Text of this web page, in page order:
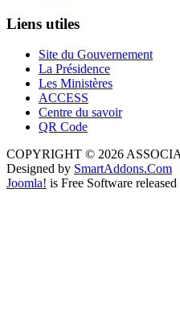
Liens utiles
Site du Gouvernement
La Présidence
Les Ministères
ACCESS
Centre du savoir
QR Code
COPYRIGHT © 2026
Designed by SmartAddons.Com
Joomla! is Free Software